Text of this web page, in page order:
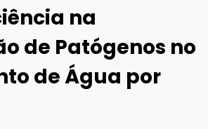
na
de Patógenos no
de Água por